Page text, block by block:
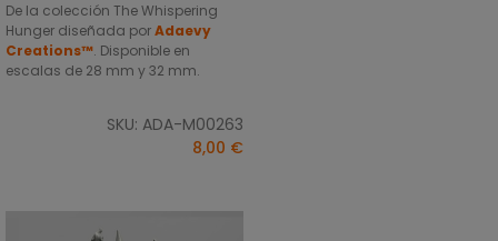
De la colección The Whispering
Hunger diseñada porAdaevy
Creations™. Disponible en
escalas de 28 mm y 32 mm.
SKU: ADA-M00263
8,00 €